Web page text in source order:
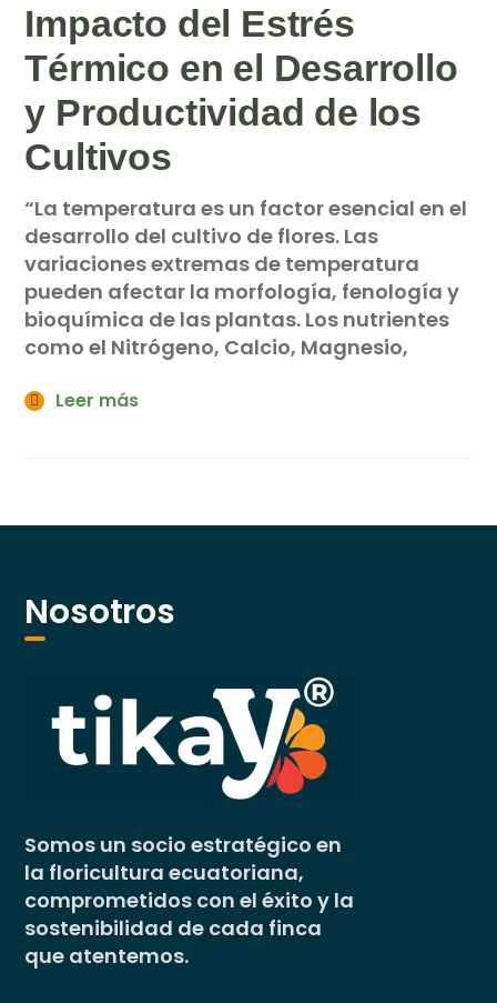
Impacto del Estrés
Térmico en el Desarrollo
y Productividad de los
Cultivos
“La temperatura es un factor esencial en el
desarrollo del cultivo de flores. Las
variaciones extremas de temperatura
pueden afectar la morfología, fenología y
bioquímica de las plantas. Los nutrientes
como el Nitrógeno, Calcio, Magnesio,
Leer más
Nosotros
Somos un socio estratégico en
la ​floricultura ecuatoriana,
comprometidos ​con el éxito y la
sostenibilidad de cada ​finca
que atentemos.